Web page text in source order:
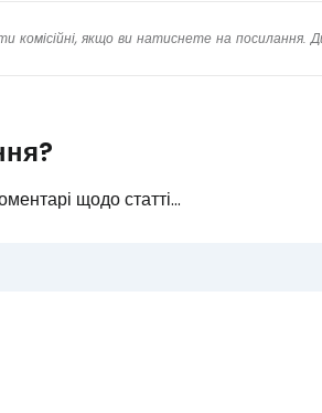
якщо ви натиснете на посилання.
щодо статті...